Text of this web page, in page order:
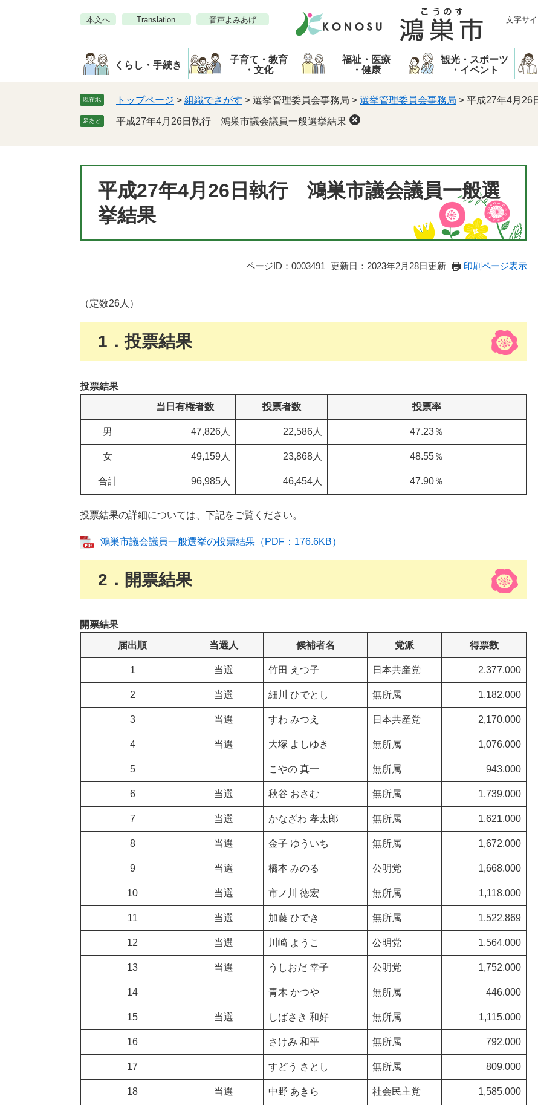
本文へ Translation 音声よみあげ 文字サ
くらし・手続き
子育て・教育
・文化
福祉・医療
・健康
観光・スポーツ
・イベント
現在地 トップページ > 組織でさがす > 選挙管理委員会事務局 > 選挙管理委員会事務局 > 平成27年4月26
足あと 平成27年4月26日執行 鴻巣市議会議員一般選挙結果
平成27年4月26日執行 鴻巣市議会議員一般選
挙結果
ページID：0003491 更新日：2023年2月28日更新 印刷ページ表示
（定数26人）
1．投票結果
投票結果
当日有権者数
投票者数 投票率
男 47,826人 22,586人 47.23％
女 49,159人 23,868人 48.55％
合計 96,985人 46,454人 47.90％
投票結果の詳細については、下記をご覧ください。
鴻巣市議会議員一般選挙の投票結果（PDF：176.6KB）
2．開票結果
開票結果
届出順
当選人 候補者名 党派 得票数
1 当選 竹田 えつ子 日本共産党 2,377.000
2 当選 細川 ひでとし 無所属 1,182.000
3 当選 すわ みつえ 日本共産党 2,170.000
4 当選 大塚 よしゆき 無所属 1,076.000
5 こやの 真一 無所属 943.000
6 当選 秋谷 おさむ 無所属 1,739.000
7 当選 かなざわ 孝太郎 無所属 1,621.000
8 当選 金子 ゆういち 無所属 1,672.000
9 当選 橋本 みのる 公明党 1,668.000
10 当選 市ノ川 徳宏 無所属 1,118.000
11 当選 加藤 ひでき 無所属 1,522.869
12 当選 川崎 ようこ 公明党 1,564.000
13 当選 うしおだ 幸子 公明党 1,752.000
14 青木 かつや 無所属 446.000
15 当選 しばさき 和好 無所属 1,115.000
16 さけみ 和平 無所属 792.000
17 すどう さとし 無所属 809.000
18 当選 中野 あきら 社会民主党 1,585.000